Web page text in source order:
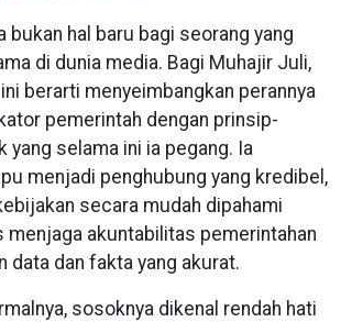
bukan hal baru bagi seorang yang
di dunia media. Bagi Muhajir Juli,
berarti menyeimbangkan perannya
pemerintah dengan prinsip-
yang selama ini ia pegang. Ia
menjadi penghubung yang kredibel,
secara mudah dipahami
menjaga akuntabilitas pemerintahan
data dan fakta yang akurat.
sosoknya dikenal rendah hati